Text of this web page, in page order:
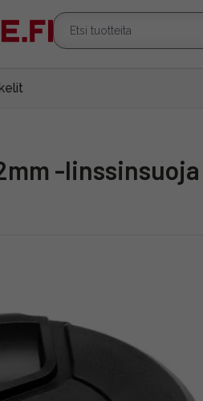
-linssinsuoja